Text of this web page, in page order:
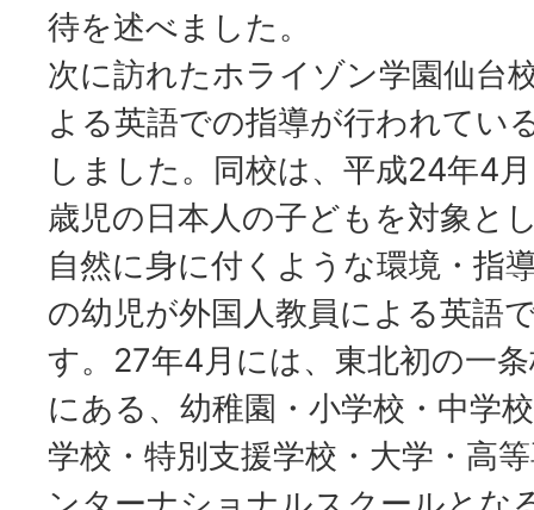
待を述べました。
次に訪れたホライゾン学園仙台
よる英語での指導が行われてい
しました。同校は、平成24年4
歳児の日本人の子どもを対象と
自然に身に付くような環境・指
の幼児が外国人教員による英語
す。27年4月には、東北初の一
にある、幼稚園・小学校・中学
学校・特別支援学校・大学・高